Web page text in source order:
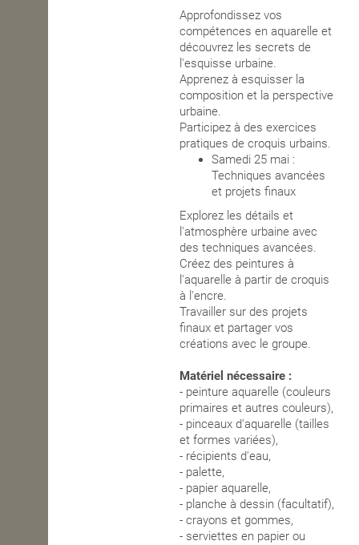
Approfondissez vos
compétences en aquarelle et
découvrez les secrets de
l'esquisse urbaine.
Apprenez à esquisser la
composition et la perspective
urbaine.
Participez à des exercices
pratiques de croquis urbains.
Samedi 25 mai :
Techniques avancées
et projets finaux
Explorez les détails et
l'atmosphère urbaine avec
des techniques avancées.
Créez des peintures à
l'aquarelle à partir de croquis
à l'encre.
Travailler sur des projets
finaux et partager vos
créations avec le groupe.
Matériel nécessaire :
- peinture aquarelle (couleurs
primaires et autres couleurs),
- pinceaux d'aquarelle (tailles
et formes variées),
- récipients d'eau,
- palette,
- papier aquarelle,
- planche à dessin (facultatif),
- crayons et gommes,
- serviettes en papier ou